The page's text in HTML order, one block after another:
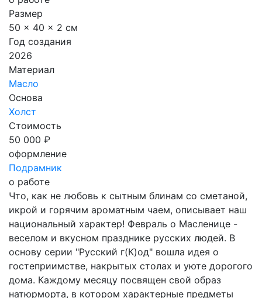
Размер
50 x 40 x 2 см
Год создания
2026
Материал
Масло
Основа
Холст
Стоимость
50 000 ₽
оформление
Подрамник
о работе
Что, как не любовь к сытным блинам со сметаной,
икрой и горячим ароматным чаем, описывает наш
национальный характер! Февраль о Масленице -
веселом и вкусном празднике русских людей. В
основу серии "Русский г(К)од" вошла идея о
гостеприимстве, накрытых столах и уюте дорогого
дома. Каждому месяцу посвящен свой образ
натюрморта, в котором характерные предметы